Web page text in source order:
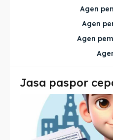
Imta
Legalisir
Apostille
Imta
Legalisir
Apostille
Agen
Agen
Agen
Jasa paspor